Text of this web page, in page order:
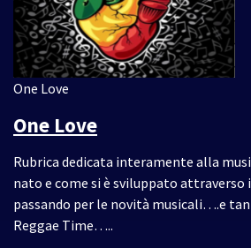
One Love
One Love
Rubrica dedicata interamente alla
nato e come si è sviluppato attraverso
passando per le novità musicali….e
Reggae Time…..